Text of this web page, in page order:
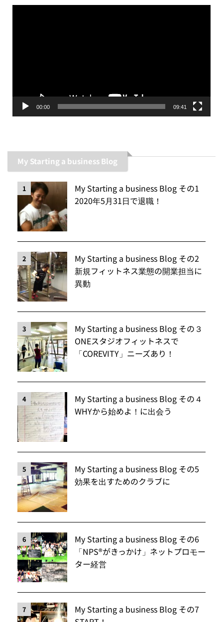
00:00 09:41
My Starting a business Blog
1
My Starting a business Blog その1
2020年5月31日で退職！
2
My Starting a business Blog その2
新規フィットネス業態の開業担当に
異動
3
My Starting a business Blog その３
ONEスタジオフィットネスで
「COREVITY」ニーズあり！
4
My Starting a business Blog その４
WHYから始めよ！に出会う
5
My Starting a business Blog その5
効果を出すためのクラブに
6
My Starting a business Blog その6
「NPS®️がきっかけ」ネットプロモー
ター経営
7
My Starting a business Blog その7